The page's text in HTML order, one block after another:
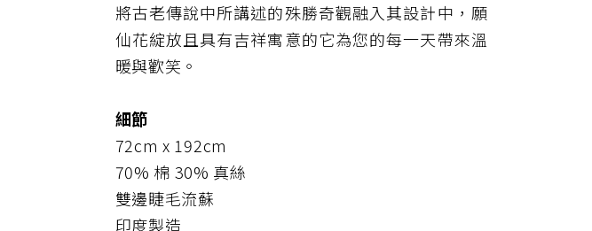
將古老傳說中所講述的殊勝奇觀融入其設計中，願
仙花綻放且具有吉祥寓意的它為您的每一天帶來溫
暖與歡笑。
細節
72cm x 192cm
70% 棉 30% 真絲
雙邊睫毛流蘇
印度製造